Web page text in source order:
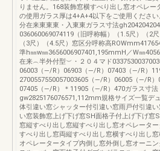
りません。168装飾窓横すべり出し窓オペレー
の使用ガラス厚は4+A+4以下をご使用くださ
分在来東東東・入東東ガラス寸法
036060069074119（旧呼称幅）（1.5尺）（2尺
（3尺）（4.5尺）窓区分呼称高
準h㎜w㎜3656006907401,195mmH／W㎜
在来︵半外付型︶・２０４マド
06003（―/R）06903（―/R）07403（―/R）
2700557550057003605（―/R）06005（―/R）
07405（―/R）＊11905（―/R）470ガラス寸法
gw2825176076571,112mm規格サイズ一覧デ
体引違い窓シャッター付引違い窓雨戸付引違
い窓装飾窓上げ下げ窓SH面格子付上げ下げ窓
窓縦すべり出し窓縦すべり出し窓オペレータ
すべり出し窓両縦すべり出し窓横すべり出し
オペレータータイプ内倒し窓外倒し窓オーニ